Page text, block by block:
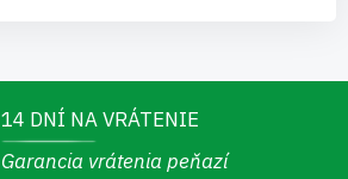
14 DNÍ NA VRÁTENIE
Garancia vrátenia peňazí